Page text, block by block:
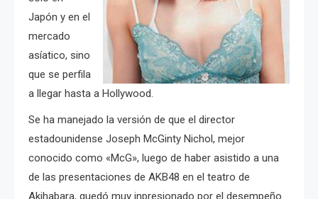
Japón y en el
mercado
asíatico, sino
que se perfila
a llegar hasta a Hollywood.
Se ha manejado la versión de que el director
estadounidense Joseph McGinty Nichol, mejor
conocido como «McG», luego de haber asistido a una
de las presentaciones de AKB48 en el teatro de
Akihabara, quedó muy inpresionado por el desempeño